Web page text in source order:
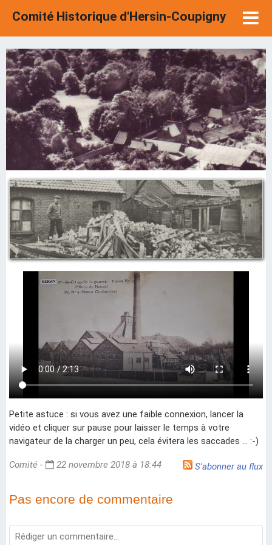
Comité Historique d'Hersin-Coupigny
Petite astuce : si vous avez une faible connexion, lancer la
vidéo et cliquer sur pause pour laisser le temps à votre
navigateur de la charger un peu, cela évitera les saccades ... :-)
Comité - 22 novembre 2018 à 18:44 S'abonner au flux
Pas encore de commentaire